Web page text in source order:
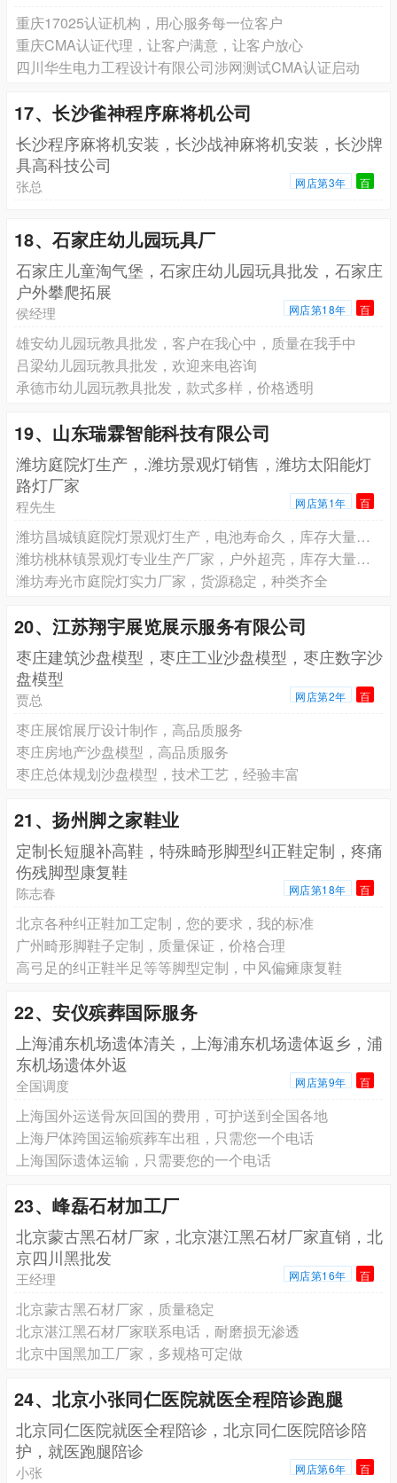
重庆17025认证机构，用心服务每一位客户
重庆CMA认证代理，让客户满意，让客户放心
四川华生电力工程设计有限公司涉网测试CMA认证启动
17、长沙雀神程序麻将机公司
长沙程序麻将机安装，长沙战神麻将机安装，长沙牌
具高科技公司
张总 网店第3年 百
18、石家庄幼儿园玩具厂
石家庄儿童淘气堡，石家庄幼儿园玩具批发，石家庄
户外攀爬拓展
侯经理 网店第18年 百
雄安幼儿园玩教具批发，客户在我心中，质量在我手中
吕梁幼儿园玩教具批发，欢迎来电咨询
承德市幼儿园玩教具批发，款式多样，价格透明
19、山东瑞霖智能科技有限公司
潍坊庭院灯生产，.潍坊景观灯销售，潍坊太阳能灯
路灯厂家
程先生 网店第1年 百
潍坊昌城镇庭院灯景观灯生产，电池寿命久，库存大量现货
潍坊桃林镇景观灯专业生产厂家，户外超亮，库存大量现货
潍坊寿光市庭院灯实力厂家，货源稳定，种类齐全
20、江苏翔宇展览展示服务有限公司
枣庄建筑沙盘模型，枣庄工业沙盘模型，枣庄数字沙
盘模型
贾总 网店第2年 百
枣庄展馆展厅设计制作，高品质服务
枣庄房地产沙盘模型，高品质服务
枣庄总体规划沙盘模型，技术工艺，经验丰富
21、扬州脚之家鞋业
定制长短腿补高鞋，特殊畸形脚型纠正鞋定制，疼痛
伤残脚型康复鞋
陈志春 网店第18年 百
北京各种纠正鞋加工定制，您的要求，我的标准
广州畸形脚鞋子定制，质量保证，价格合理
高弓足的纠正鞋半足等等脚型定制，中风偏瘫康复鞋
22、安仪殡葬国际服务
上海浦东机场遗体清关，上海浦东机场遗体返乡，浦
东机场遗体外返
全国调度 网店第9年 百
上海国外运送骨灰回国的费用，可护送到全国各地
上海尸体跨国运输殡葬车出租，只需您一个电话
上海国际遗体运输，只需要您的一个电话
23、峰磊石材加工厂
北京蒙古黑石材厂家，北京湛江黑石材厂家直销，北
京四川黑批发
王经理 网店第16年 百
北京蒙古黑石材厂家，质量稳定
北京湛江黑石材厂家联系电话，耐磨损无渗透
北京中国黑加工厂家，多规格可定做
24、北京小张同仁医院就医全程陪诊跑腿
北京同仁医院就医全程陪诊，北京同仁医院陪诊陪
护，就医跑腿陪诊
小张 网店第6年 百